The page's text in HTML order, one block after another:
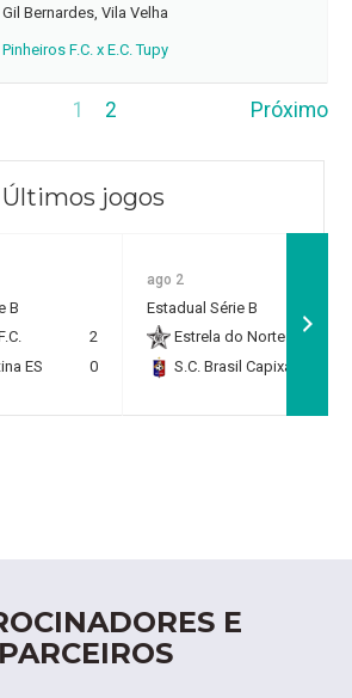
Gil Bernardes, Vila Velha
Pinheiros F.C. x E.C. Tupy
1 2 Próximo
Últimos jogos
B
2
ES
0
ago 2
Estadual Série B
Estrela do Norte F.C.
S.C. Brasil Capixaba
E
PARCEIROS